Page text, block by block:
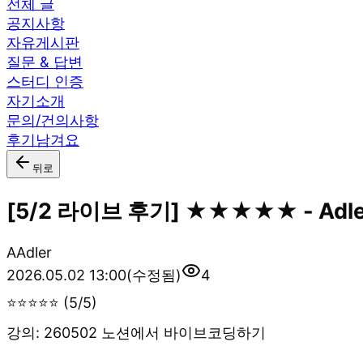
전체 글
공지사항
자유게시판
질문 & 답변
스터디 인증
자기소개
문의/건의사항
후기남겨요
뒤로
[5/2 라이브 후기] ★★★★★ -
AAdler
2026.05.02 13:00(수정됨)
4
⭐⭐⭐⭐⭐ (5/5)
강의: 260502 노션에서 바이브코딩하기